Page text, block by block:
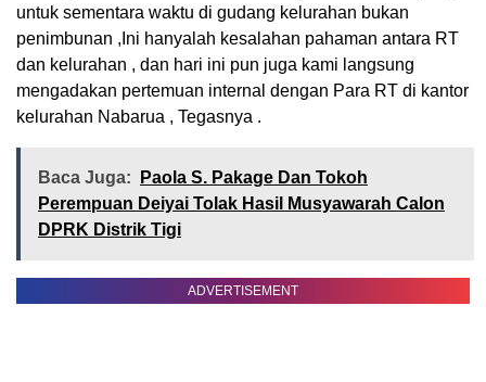
untuk sementara waktu di gudang kelurahan bukan
penimbunan ,Ini hanyalah kesalahan pahaman antara RT
dan kelurahan , dan hari ini pun juga kami langsung
mengadakan pertemuan internal dengan Para RT di kantor
kelurahan Nabarua , Tegasnya .
Baca Juga:
Paola S. Pakage Dan Tokoh
Perempuan Deiyai Tolak Hasil Musyawarah Calon
DPRK Distrik Tigi
ADVERTISEMENT